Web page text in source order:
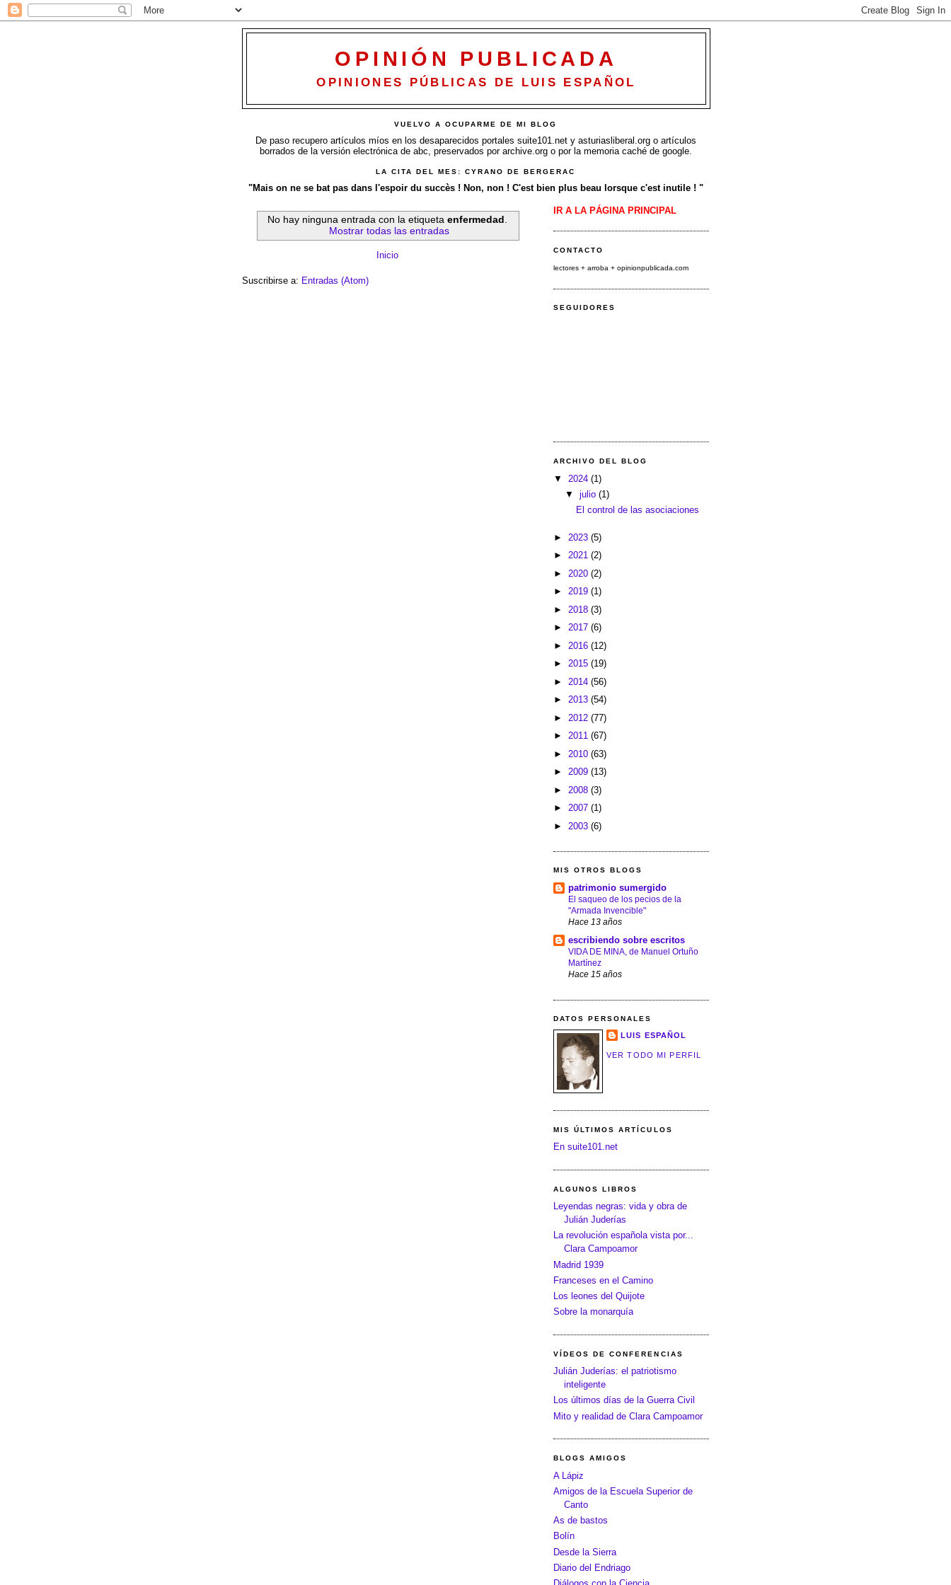
OPINIÓN PUBLICADA
OPINIONES PÚBLICAS DE LUIS ESPAÑOL
VUELVO A OCUPARME DE MI BLOG
De paso recupero artículos míos en los desaparecidos portales suite101.net y asturiasliberal.org o artículos
borrados de la versión electrónica de abc, preservados por archive.org o por la memoria caché de google.
LA CITA DEL MES: CYRANO DE BERGERAC
"Mais on ne se bat pas dans l'espoir du succès ! Non, non ! C'est bien plus beau lorsque c'est inutile ! "
No hay ninguna entrada con la etiqueta enfermedad
Mostrar todas las entradas
Inicio
Suscribirse a: Entradas (Atom)
IR A LA PÁGINA PRINCIPAL
CONTACTO
lectores + arroba + opinionpublicada.com
SEGUIDORES
ARCHIVO DEL BLOG
▼ 2024 (1)
▼ julio (1)
El control de las asociaciones
► 2023 (5)
► 2021 (2)
► 2020 (2)
► 2019 (1)
► 2018 (3)
► 2017 (6)
► 2016 (12)
► 2015 (19)
► 2014 (56)
► 2013 (54)
► 2012 (77)
► 2011 (67)
► 2010 (63)
► 2009 (13)
► 2008 (3)
► 2007 (1)
► 2003 (6)
MIS OTROS BLOGS
patrimonio sumergido
El saqueo de los pecios de la
"Armada Invencible"
Hace 13 años
escribiendo sobre escritos
VIDA DE MINA, de Manuel Ortuño
Martínez
Hace 15 años
DATOS PERSONALES
LUIS ESPAÑOL
VER TODO MI PERFIL
MIS ÚLTIMOS ARTÍCULOS
En suite101.net
ALGUNOS LIBROS
Leyendas negras: vida y obra de
Julián Juderías
La revolución española vista por...
Clara Campoamor
Madrid 1939
Franceses en el Camino
Los leones del Quijote
Sobre la monarquía
VÍDEOS DE CONFERENCIAS
Julián Juderías: el patriotismo
inteligente
Los últimos días de la Guerra Civil
Mito y realidad de Clara Campoamor
BLOGS AMIGOS
A Lápiz
Amigos de la Escuela Superior de
Canto
As de bastos
Bolín
Desde la Sierra
Diario del Endriago